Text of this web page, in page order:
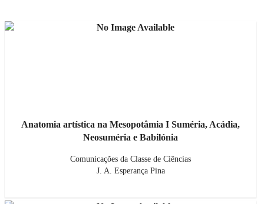
Anatomia artística na Mesopotâmia I Suméria, Acádia,
Neosuméria e Babilónia
Comunicações da Classe de Ciências
J. A. Esperança Pina